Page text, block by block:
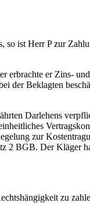
ist Herr P zur
er Zins-
der Beklagten
Darlehens
zur
2 BGB. Der Kläger
zu